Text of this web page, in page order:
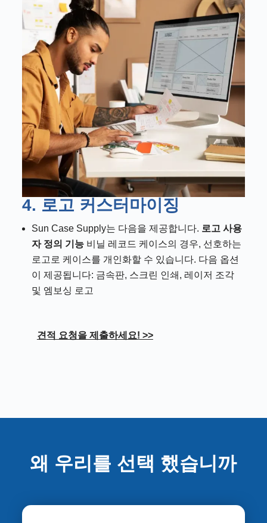
4. 로고 커스터마이징
Sun Case Supply는 다음을 제공합니다. 로고 사용
자 정의 기능비닐 레코드 케이스의 경우, 선호하는
로고로 케이스를 개인화할 수 있습니다. 다음 옵션
이 제공됩니다: 금속판, 스크린 인쇄, 레이저 조각
및 엠보싱 로고
견적 요청을 제출하세요! >>
왜 우리를 선택 했습니까